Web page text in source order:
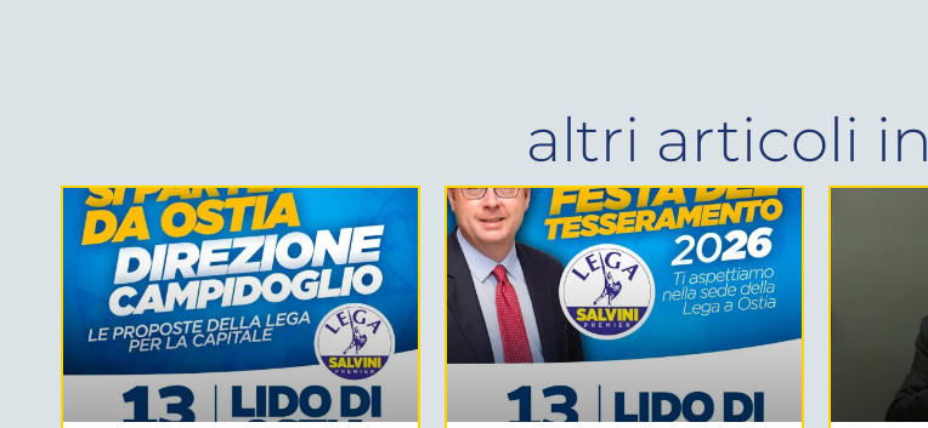
altri articoli in